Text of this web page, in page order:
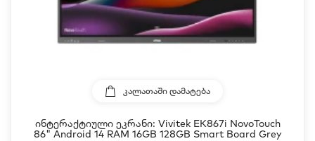
ᲙᲐᲚᲐᲗᲐᲨᲘ ᲓᲐᲛᲐᲢᲔᲑᲐ
Ინტერაქტიული Ეკრანი: Vivitek EK867i NovoTouch
86" Android 14 RAM 16GB 128GB Smart Board Grey